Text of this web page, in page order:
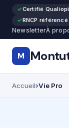
Certifié Qualiopi
RNCP référencé
NewsletterÀ
M
Accueil Vie Pro